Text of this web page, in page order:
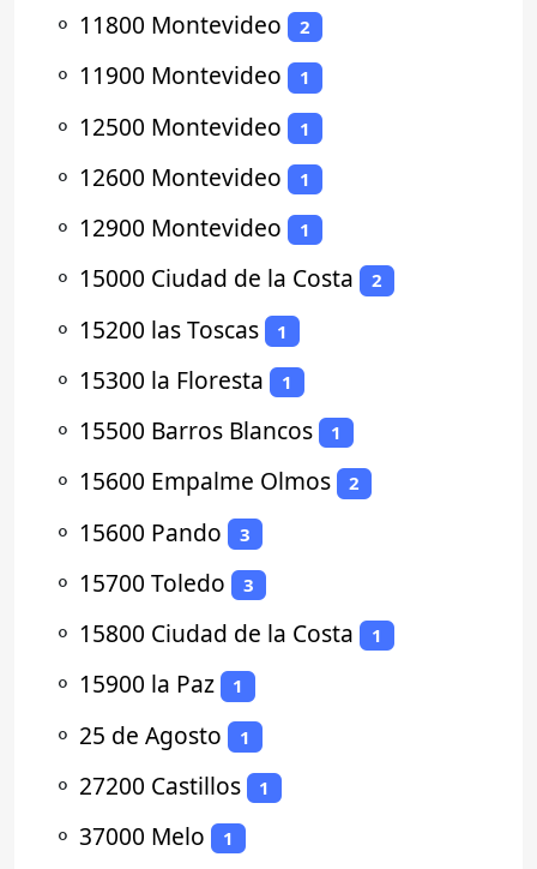
⚬ 11800 Montevideo 2
⚬ 11900 Montevideo 1
⚬ 12500 Montevideo 1
⚬ 12600 Montevideo 1
⚬ 12900 Montevideo 1
⚬ 15000 Ciudad de la Costa 2
⚬ 15200 las Toscas 1
⚬ 15300 la Floresta 1
⚬ 15500 Barros Blancos 1
⚬ 15600 Empalme Olmos 2
⚬ 15600 Pando 3
⚬ 15700 Toledo 3
⚬ 15800 Ciudad de la Costa 1
⚬ 15900 la Paz 1
⚬ 25 de Agosto 1
⚬ 27200 Castillos 1
⚬ 37000 Melo 1